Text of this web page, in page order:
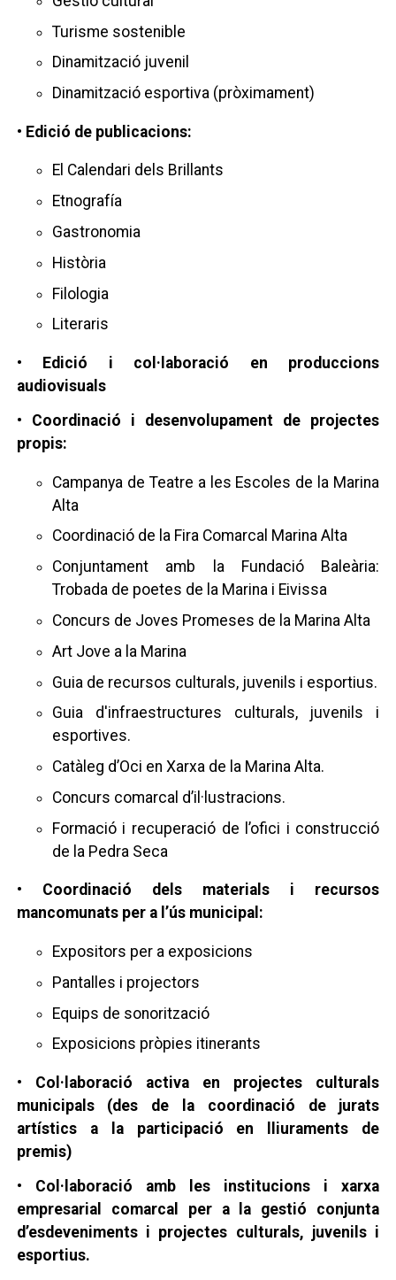
Turisme sostenible
Dinamització juvenil
Dinamització esportiva (pròximament)
• Edició de publicacions:
El Calendari dels Brillants
Etnografía
Gastronomia
Història
Filologia
Literaris
• Edició i col·laboració en produccions
audiovisuals
• Coordinació i desenvolupament de projectes
propis:
Campanya de Teatre a les Escoles de la Marina
Alta
Coordinació de la Fira Comarcal Marina Alta
Conjuntament amb la Fundació Baleària:
Trobada de poetes de la Marina i Eivissa
Concurs de Joves Promeses de la Marina Alta
Art Jove a la Marina
Guia de recursos culturals, juvenils i esportius.
Guia d'infraestructures culturals, juvenils i
esportives.
Catàleg d’Oci en Xarxa de la Marina Alta.
Concurs comarcal d’il·lustracions.
Formació i recuperació de l’ofici i construcció
de la Pedra Seca
• Coordinació dels materials i recursos
mancomunats per a l’ús municipal:
Expositors per a exposicions
Pantalles i projectors
Equips de sonorització
Exposicions pròpies itinerants
• Col·laboració activa en projectes culturals
municipals (des de la coordinació de jurats
artístics a la participació en lliuraments de
premis)
• Col·laboració amb les institucions i xarxa
empresarial comarcal per a la gestió conjunta
d’esdeveniments i projectes culturals, juvenils i
esportius.